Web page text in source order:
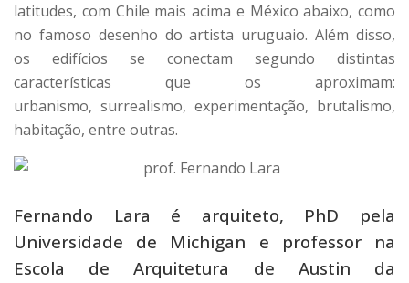
latitudes, com Chile mais acima e México abaixo, como
no famoso desenho do artista uruguaio. Além disso,
os edifícios se conectam segundo distintas
características que os aproximam:
urbanismo, surrealismo, experimentação, brutalismo,
habitação, entre outras.
Fernando Lara é arquiteto, PhD pela
Universidade de Michigan e professor na
Escola de Arquitetura de Austin da